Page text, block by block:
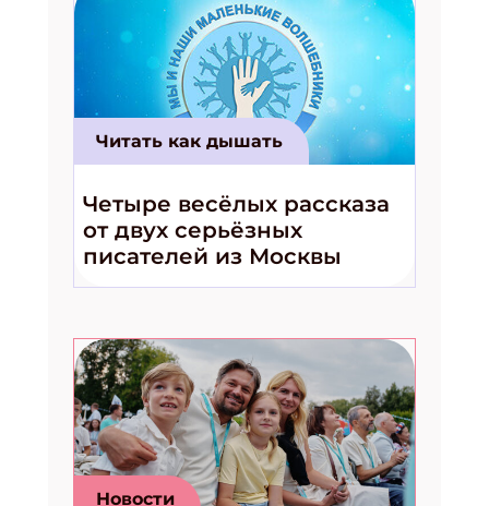
Читать как дышать
Четыре весёлых рассказа
от двух серьёзных
писателей из Москвы
Новости